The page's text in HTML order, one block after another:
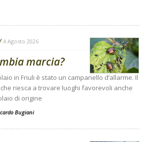
4 Agosto 2026
marcia?
in Friuli è stato un campanello d’allarme. Il
riesca a trovare luoghi favorevoli anche
di origine
Bugiani